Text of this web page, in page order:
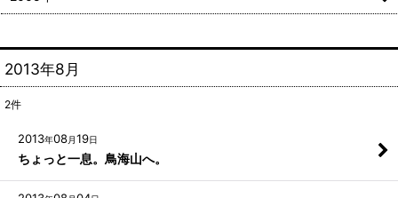
2013年8月
2件
2013年08月19日
ちょっと一息。鳥海山へ。